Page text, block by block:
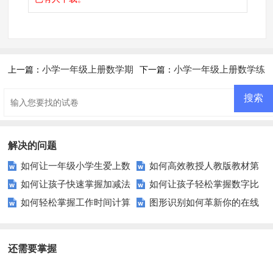
上一篇：小学一年级上册数学期 下一篇： 小学一年级上册数学练
解决的问题
如何让一年级小学生爱上数
学？家长和老师必看的妙招！
如何高效教授人教版教材第
九单元？
如何让孩子快速掌握加减法
运算？家长和老师必看的技巧与
如何让孩子轻松掌握数字比
较技巧？
如何轻松掌握工作时间计算
图形识别如何革新你的在线
还需要掌握